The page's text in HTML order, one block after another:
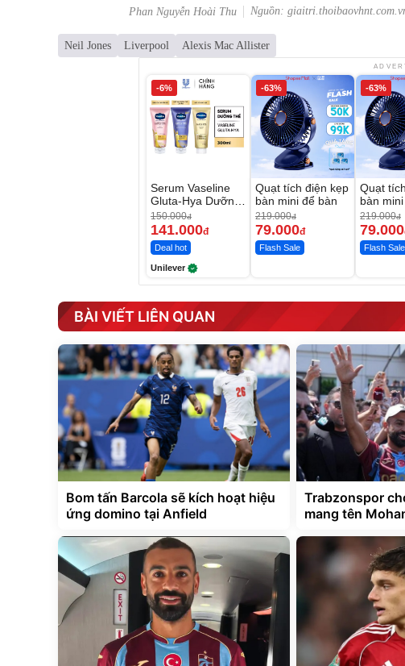
Phan Nguyễn Hoài Thu Nguồn:
Neil Jones Liverpool Alexis Mac Allister
-6%
Serum Vaseline
Gluta-Hya Dưỡng
Da Sáng Mịn Sau
7 Ngày
150.000đ
141.000đ
Deal hot
Unilever
-63%
Quạt tích điện kẹp
bàn mini để bàn
219.000đ
79.000đ
Flash Sale
-63%
Quạt
bàn
219.000đ
79.000
Flash Sale
BÀI VIẾT LIÊN QUAN
Bom tấn Barcola sẽ kích hoạt hiệu
ứng domino tại Anfield
Trabzonspor
mang tên